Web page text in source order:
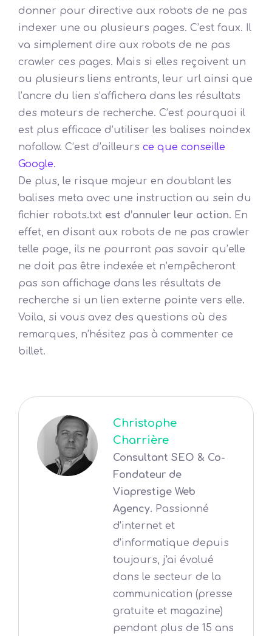
donner pour directive aux robots de ne pas
indexer une ou plusieurs pages. C’est faux. Il
va simplement dire aux robots de ne pas
crawler ces pages. Mais si elles reçoivent un
ou plusieurs liens entrants, leur url ainsi que
l’ancre du lien s’affichera dans les résultats
des moteurs de recherche. C’est pourquoi il
est plus efficace d’utiliser les balises noindex
nofollow. C’est d’ailleurs ce que conseille
Google.
De plus, le risque majeur en doublant les
balises meta avec une instruction au sein du
fichier robots.txt est d’annuler leur action. En
effet, en disant aux robots de ne pas crawler
telle page, ils ne pourront pas savoir qu’elle
ne doit pas être indexée et n’empêcheront
pas son affichage dans les résultats de
recherche si un lien externe pointe vers elle.
Voila, si vous avez des questions où des
remarques, n’hésitez pas à commenter ce
billet.
Christophe
Charrière
Consultant SEO & Co-
Fondateur de
Viaprestige Web
Agency. Passionné
d'internet et
d'informatique depuis
toujours, j'ai évolué
dans le secteur de la
communication (presse
gratuite et magazine)
pendant plus de 15 ans